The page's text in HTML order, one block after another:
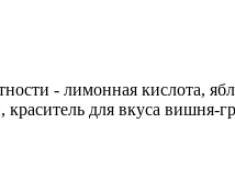
- лимонная кислота,
для вкуса вишня-